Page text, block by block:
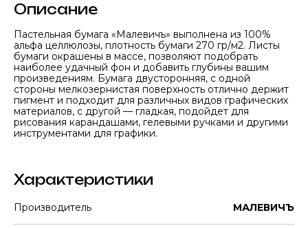
Описание
Пастельная бумага «Малевичъ» выполнена из 100%
альфа целлюлозы, плотность бумаги 270 гр/м2. Листы
бумаги окрашены в массе, позволяют подобрать
наиболее удачный фон и добавить глубины вашим
произведениям. Бумага двусторонняя, с одной
стороны мелкозернистая поверхность отлично держит
пигмент и подходит для различных видов графических
материалов, с другой — гладкая, подойдет для
рисования карандашами, гелевыми ручками и другими
инструментами для графики.
Характеристики
Производитель МАЛЕВИЧЪ